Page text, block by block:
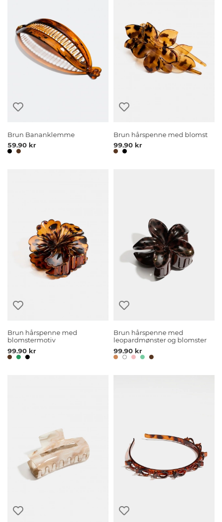
Brun Bananklemme
59.90 kr
Brun hårspenne med blomst
99.90 kr
Brun hårspenne med
blomstermotiv
99.90 kr
Brun hårspenne med
leopardmønster og blomster
99.90 kr